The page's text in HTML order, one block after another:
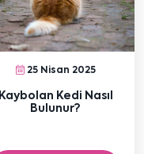
25 Nisan 2025
Kaybolan Kedi Nasıl
Bulunur?